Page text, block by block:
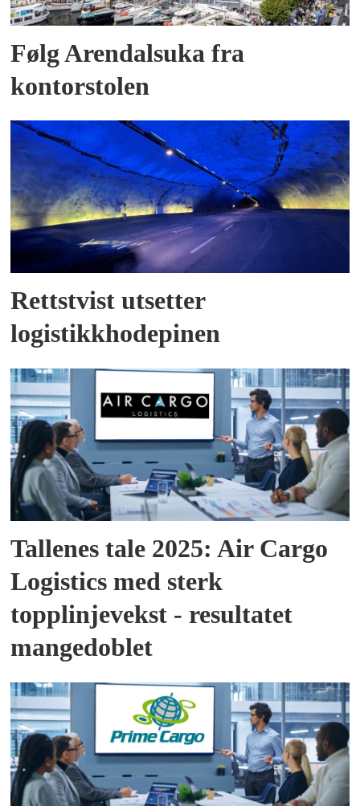
Følg Arendalsuka fra
kontorstolen
Rettstvist utsetter
logistikkhodepinen
Tallenes tale 2025: Air Cargo
Logistics med sterk
topplinjevekst - resultatet
mangedoblet